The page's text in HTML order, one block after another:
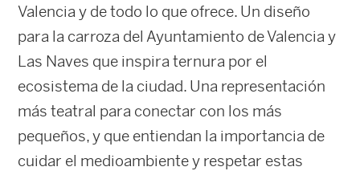
Valencia y de todo lo que ofrece. Un diseño
para la carroza del Ayuntamiento de Valencia y
Las Naves que inspira ternura por el
ecosistema de la ciudad. Una representación
más teatral para conectar con los más
pequeños, y que entiendan la importancia de
cuidar el medioambiente y respetar estas